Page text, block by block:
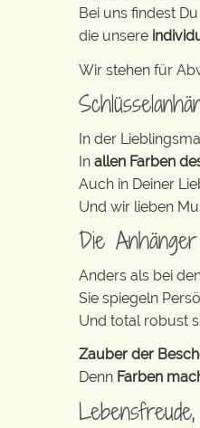
Bei uns findest
die unsere
Wir stehen für
In der
In allen Farben
Auch in Deiner
Und wir lieben
Die
Anders als bei
Sie spiegeln
Und total robust
Zauber der
Denn Farben